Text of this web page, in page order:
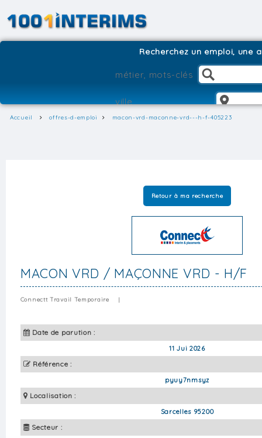
Recherchez un emploi, une
Accueil offres-d-emploi macon-vrd-maconne-vrd---h-f-405223
Retour à ma recherche
MACON VRD / MAÇONNE VRD - H/F
Connectt Travail Temporaire |
Date de parution :
11 Jui 2026
Référence :
pyuy7nmsyz
Localisation :
Sarcelles 95200
Secteur :